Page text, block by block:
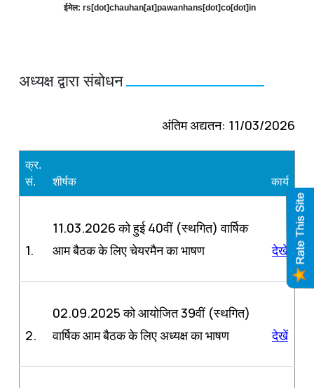
ईमेल: rs[dot]chauhan[at]pawanhans[dot]co[dot]in
अध्‍यक्ष द्वारा संबोधन
अंतिम अद्यतन: 11/03/2026
क्र.
सं.
शीर्षक कार्य
1.
11.03.2026 को हुई 40वीं (स्थगित) वार्षिक
आम बैठक के लिए चेयरमैन का भाषण
देखें
2.
02.09.2025 को आयोजित 39वीं (स्थगित)
वार्षिक आम बैठक के लिए अध्यक्ष का भाषण
देखें